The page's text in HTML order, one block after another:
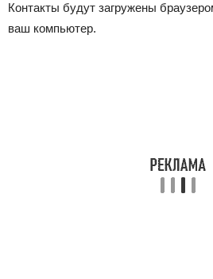
Контакты будут загружены
ваш компьютер.